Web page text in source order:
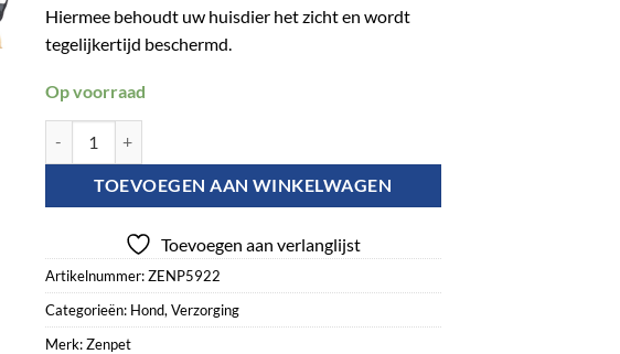
Hiermee behoudt uw huisdier het zicht en wordt
tegelijkertijd beschermd.
Op voorraad
TOEVOEGEN AAN WINKELWAGEN
Toevoegen aan verlanglijst
Artikelnummer:ZENP5922
Categorieën: Hond, Verzorging
Merk:Zenpet